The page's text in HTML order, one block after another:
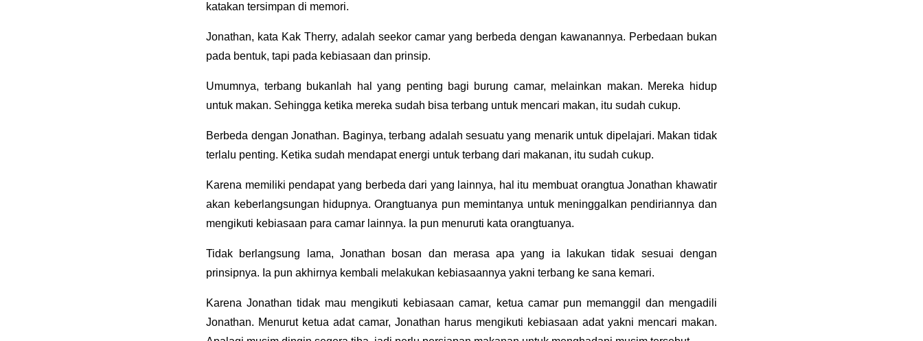
katakan tersimpan di memori.
Jonathan, kata Kak Therry, adalah seekor camar yang berbeda dengan kawanannya. Perbedaan bukan
pada bentuk, tapi pada kebiasaan dan prinsip.
Umumnya, terbang bukanlah hal yang penting bagi burung camar, melainkan makan. Mereka hidup
untuk makan. Sehingga ketika mereka sudah bisa terbang untuk mencari makan, itu sudah cukup.
Berbeda dengan Jonathan. Baginya, terbang adalah sesuatu yang menarik untuk dipelajari. Makan tidak
terlalu penting. Ketika sudah mendapat energi untuk terbang dari makanan, itu sudah cukup.
Karena memiliki pendapat yang berbeda dari yang lainnya, hal itu membuat orangtua Jonathan khawatir
akan keberlangsungan hidupnya. Orangtuanya pun memintanya untuk meninggalkan pendiriannya dan
mengikuti kebiasaan para camar lainnya. Ia pun menuruti kata orangtuanya.
Tidak berlangsung lama, Jonathan bosan dan merasa apa yang ia lakukan tidak sesuai dengan
prinsipnya. Ia pun akhirnya kembali melakukan kebiasaannya yakni terbang ke sana kemari.
Karena Jonathan tidak mau mengikuti kebiasaan camar, ketua camar pun memanggil dan mengadili
Jonathan. Menurut ketua adat camar, Jonathan harus mengikuti kebiasaan adat yakni mencari makan.